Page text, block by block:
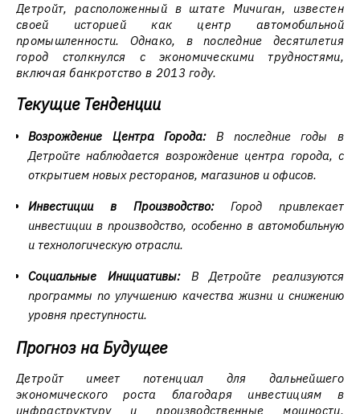
Детройт, расположенный в штате Мичиган, известен
своей историей как центр автомобильной
промышленности. Однако, в последние десятилетия
город столкнулся с экономическими трудностями,
включая банкротство в 2013 году.
Текущие Тенденции
Возрождение Центра Города:В последние годы в
Детройте наблюдается возрождение центра города, с
открытием новых ресторанов, магазинов и офисов.
Инвестиции в Производство:Город привлекает
инвестиции в производство, особенно в автомобильную
и технологическую отрасли.
Социальные Инициативы:В Детройте реализуются
программы по улучшению качества жизни и снижению
уровня преступности.
Прогноз на Будущее
Детройт имеет потенциал для дальнейшего
экономического роста благодаря инвестициям в
инфраструктуру и производственные мощности.